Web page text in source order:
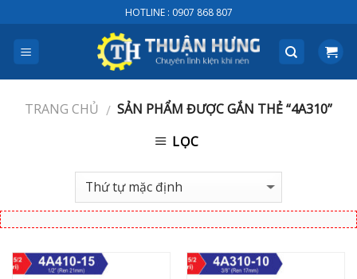
to
content
HOTLINE : 0907 868 807
TRANG CHỦ / SẢN PHẨM ĐƯỢC GẮN THẺ “4A310”
LỌC